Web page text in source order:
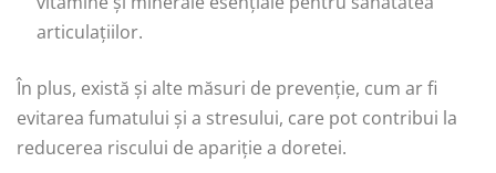
articulațiilor.
În plus, există și alte măsuri de prevenție, cum ar fi
evitarea fumatului și a stresului, care pot contribui la
reducerea riscului de apariție a doretei.